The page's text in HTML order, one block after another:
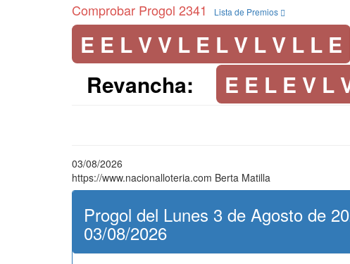
Comprobar Progol 2341 Lista de Premios
E E L V V L E L V L V L L E
Revancha:
E E L E V L
03/08/2026
https://www.nacionalloteria.com Berta Matilla
Progol del Lunes 3 de Agosto de
03/08/2026